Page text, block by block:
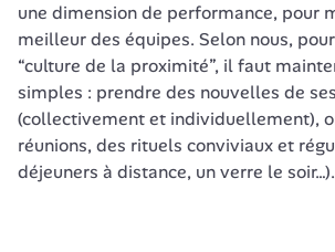
une dimension de performance, pour
meilleur des équipes. Selon nous,
“culture de la proximité”, il faut
simples : prendre des nouvelles de
(collectivement et individuellement),
réunions, des rituels conviviaux et
déjeuners à distance, un verre le soir…).